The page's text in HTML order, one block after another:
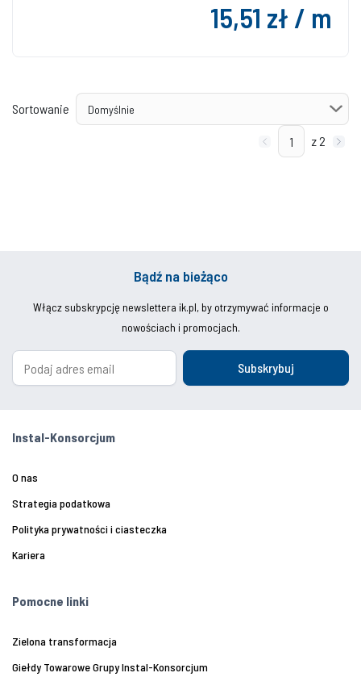
15,51 zł / m
Sortowanie
z 2
Bądź na bieżąco
Włącz subskrypcję newslettera ik.pl, by otrzymywać informacje o
nowościach i promocjach.
Subskrybuj
Instal-Konsorcjum
O nas
Strategia podatkowa
Polityka prywatności i ciasteczka
Kariera
Pomocne linki
Zielona transformacja
Giełdy Towarowe Grupy Instal-Konsorcjum